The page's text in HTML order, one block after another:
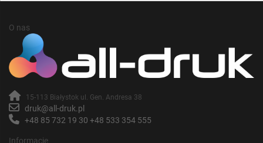
O nas
15-113 Białystok ul. Gen. Andresa 38
druk@all-druk.pl
+48 85 732 19 30 +48 533 354 555
Informacje